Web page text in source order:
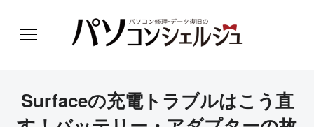
Surfaceの充電トラブルはこう直